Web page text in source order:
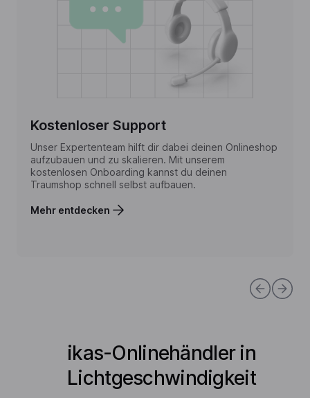
Kostenloser Support
Unser Expertenteam hilft dir dabei deinen Onlineshop
aufzubauen und zu skalieren. Mit unserem
kostenlosen Onboarding kannst du deinen
Traumshop schnell selbst aufbauen.
Mehr entdecken
ikas-Onlinehändler in
Lichtgeschwindigkeit